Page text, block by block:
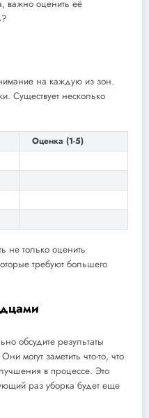
важно оценить её
на каждую из зон.
Существует несколько
Оценка (1-5)
не только оценить
требуют большего
обсудите результаты
могут заметить что-то, что
в процессе. Это
раз уборка будет еще